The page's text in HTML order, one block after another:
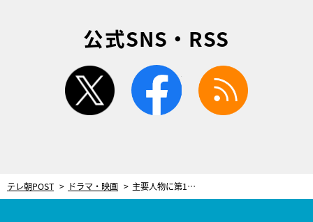
公式SNS・RSS
twitter facebook
テレ朝POST ドラマ・映画 主要人物に第1話から前代未聞の事態！幸せ絶頂家族に隠された“本音”の闇に「嘘でしょ…」と衝撃走る＜スカイキャッスル＞